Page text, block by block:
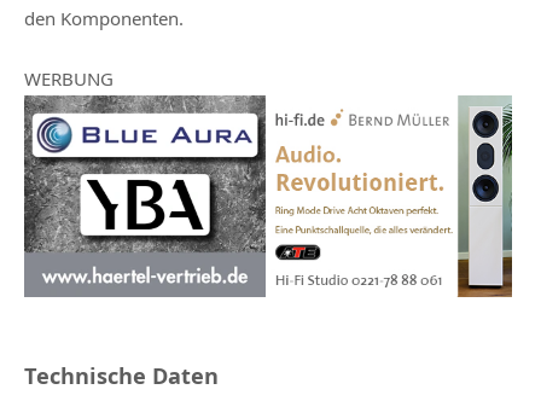
den Komponenten.
WERBUNG
Technische Daten